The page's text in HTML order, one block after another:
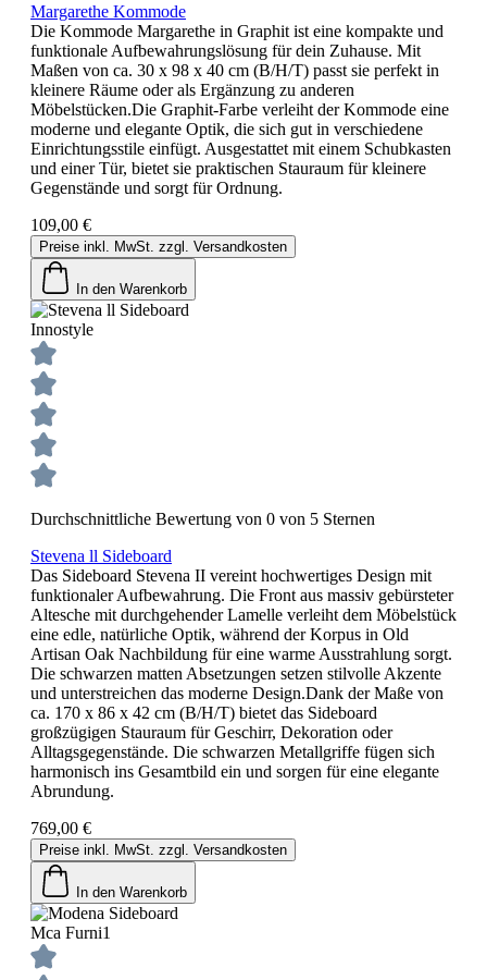
Margarethe Kommode
Die Kommode Margarethe in Graphit ist eine kompakte und
funktionale Aufbewahrungslösung für dein Zuhause. Mit
Maßen von ca. 30 x 98 x 40 cm (B/H/T) passt sie perfekt in
kleinere Räume oder als Ergänzung zu anderen
Möbelstücken.Die Graphit-Farbe verleiht der Kommode eine
moderne und elegante Optik, die sich gut in verschiedene
Einrichtungsstile einfügt. Ausgestattet mit einem Schubkasten
und einer Tür, bietet sie praktischen Stauraum für kleinere
Gegenstände und sorgt für Ordnung.
109,00 €
Preise inkl. MwSt. zzgl. Versandkosten
In den Warenkorb
Innostyle
Durchschnittliche Bewertung von 0 von 5 Sternen
Stevena ll Sideboard
Das Sideboard Stevena II vereint hochwertiges Design mit
funktionaler Aufbewahrung. Die Front aus massiv gebürsteter
Altesche mit durchgehender Lamelle verleiht dem Möbelstück
eine edle, natürliche Optik, während der Korpus in Old
Artisan Oak Nachbildung für eine warme Ausstrahlung sorgt.
Die schwarzen matten Absetzungen setzen stilvolle Akzente
und unterstreichen das moderne Design.Dank der Maße von
ca. 170 x 86 x 42 cm (B/H/T) bietet das Sideboard
großzügigen Stauraum für Geschirr, Dekoration oder
Alltagsgegenstände. Die schwarzen Metallgriffe fügen sich
harmonisch ins Gesamtbild ein und sorgen für eine elegante
Abrundung.
769,00 €
Preise inkl. MwSt. zzgl. Versandkosten
In den Warenkorb
Mca Furni1